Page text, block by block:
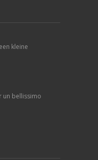
kleine
un bellissimo